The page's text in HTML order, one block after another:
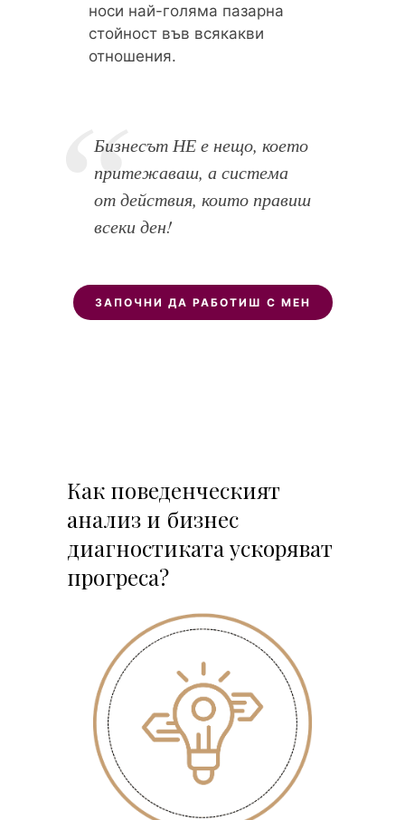
носи най-голяма пазарна
стойност във всякакви
отношения.
Бизнесът НЕ е нещо, което
притежаваш, а система
от действия, които правиш
всеки ден!
ЗАПОЧНИ ДА РАБОТИШ С МЕН
Как поведенческият
анализ и бизнес
диагностиката ускоряват
прогреса?